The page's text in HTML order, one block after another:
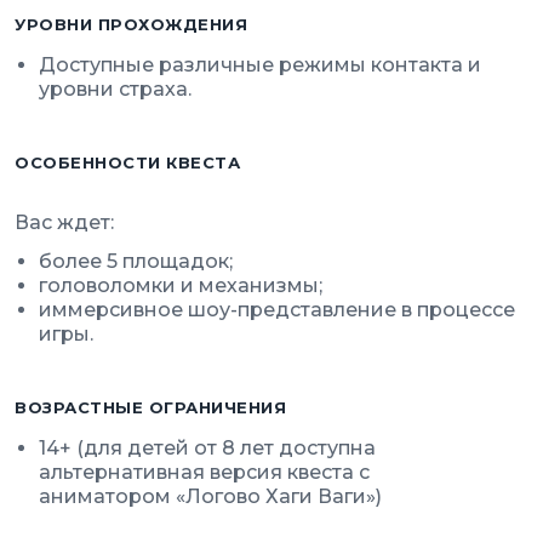
УРОВНИ ПРОХОЖДЕНИЯ
Доступные различные режимы контакта и
уровни страха.
ОСОБЕННОСТИ КВЕСТА
Вас ждет:
более 5 площадок;
головоломки и механизмы;
иммерсивное шоу-представление в процессе
игры.
ВОЗРАСТНЫЕ ОГРАНИЧЕНИЯ
14+ (для детей от 8 лет доступна
альтернативная версия квеста с
аниматором «Логово Хаги Ваги»)